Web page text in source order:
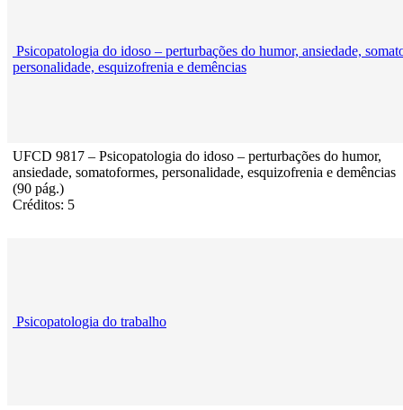
Psicopatologia do idoso – perturbações do humor, ansiedade,
personalidade, esquizofrenia e demências
UFCD 9817 – Psicopatologia do idoso – perturbações do humor,
ansiedade, somatoformes, personalidade, esquizofrenia e demências
(90 pág.)
Créditos: 5
Psicopatologia do trabalho